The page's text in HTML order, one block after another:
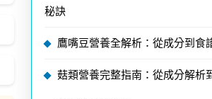
秘訣
鷹嘴豆營養全解析：從成分到食
菇類營養完整指南：從成分解析